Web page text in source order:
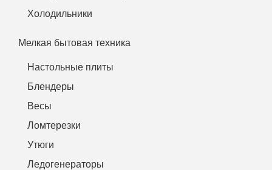
Холодильники
Мелкая бытовая техника
Настольные плиты
Блендеры
Весы
Ломтерезки
Утюги
Ледогенераторы